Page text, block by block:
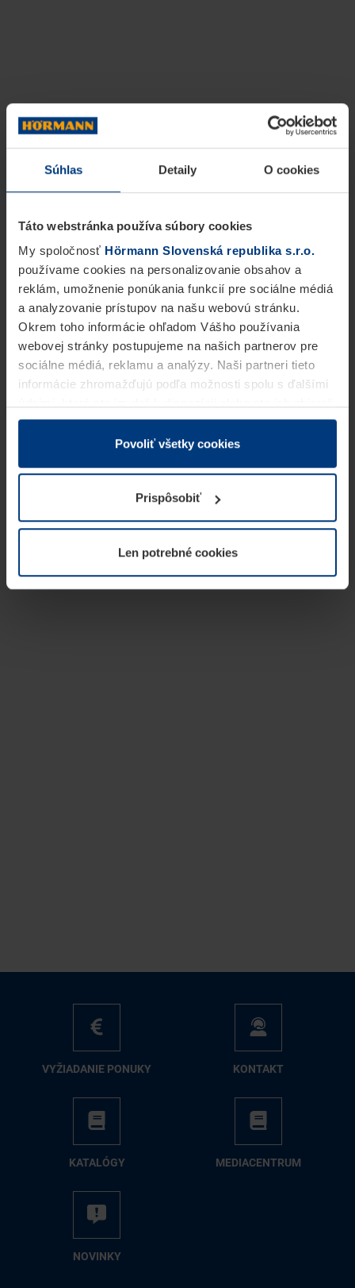
Súhlas Detaily O cookies
Táto webstránka používa súbory cookies
My spoločnosť Hörmann Slovenská republika s.r.o.
používame cookies na personalizovanie obsahov a
reklám, umožnenie ponúkania funkcií pre sociálne médiá
a analyzovanie prístupov na našu webovú stránku.
Okrem toho informácie ohľadom Vášho používania
webovej stránky postupujeme na našich partnerov pre
sociálne médiá, reklamu a analýzy. Naši partneri tieto
informácie zhromažďujú podľa možnosti spolu s ďalšími
v rámci Vášho využívania služieb.
Z právneho hľadiska môžeme cookies ukladať na Vašom
prevádzku tejto stránky. Pre všetky ostatné typy cookie
potrebujeme Vaše povolenie. Vaše povolenie môžete
kedykoľvek zmeniť alebo odvolať vo vysvetlení cookie
našej webovej stránky.
Povoliť všetky cookies
Prispôsobiť
Len potrebné cookies
VY­ŽIA­DA­NIE PO­NU­KY KON­TAKT
KA­TA­LÓ­GY ME­DIA­CEN­TRUM
NO­VIN­KY